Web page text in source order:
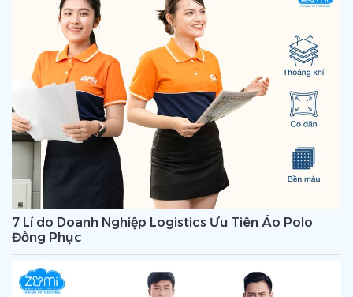
7 Lí do Doanh Nghiệp Logistics Ưu Tiên Áo Polo
Đồng Phục